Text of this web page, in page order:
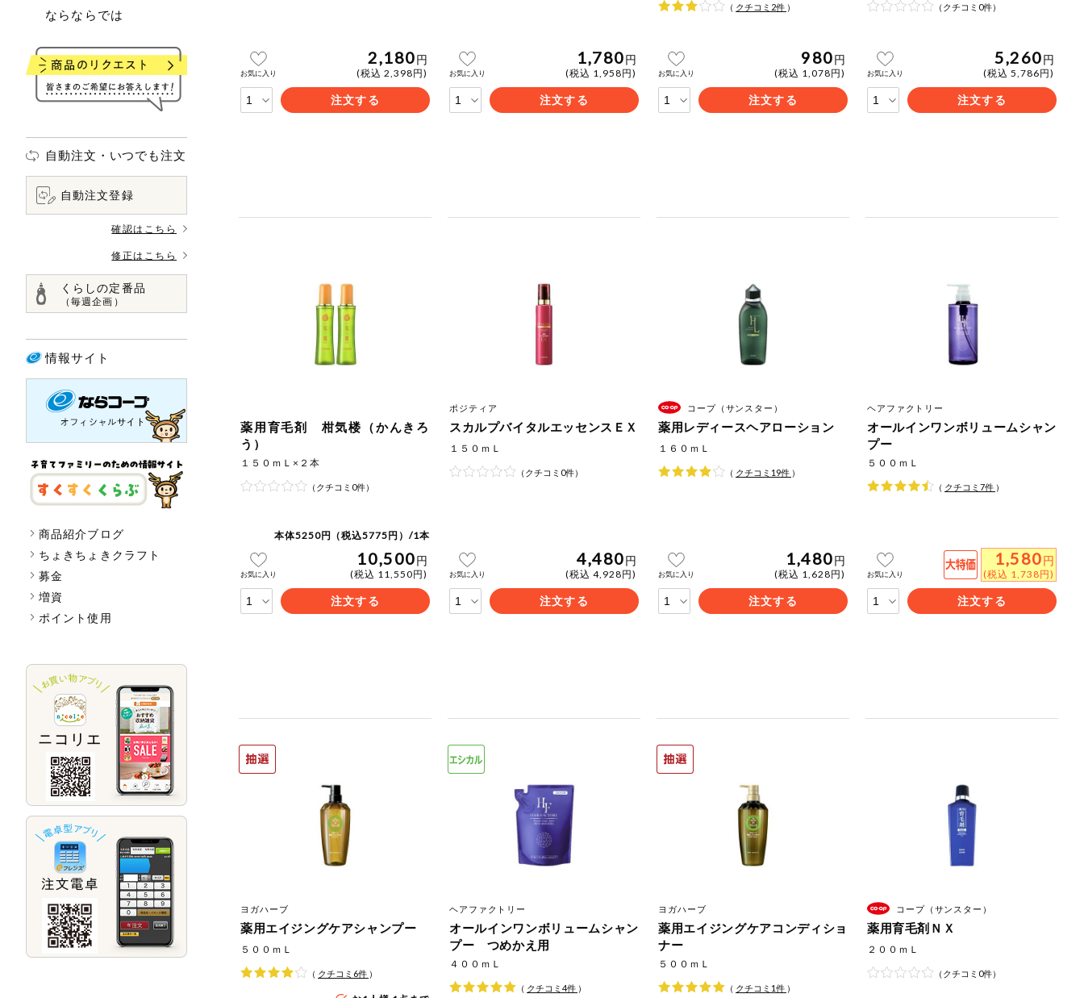
ならならでは
自動注文・いつでも注文
自動注文登録
確認はこちら
修正はこちら
くらしの定番品
（毎週企画）
情報サイト
商品紹介ブログ
ちょきちょきクラフト
募金
増資
ポイント使用
お気に入り
2,180円
(税込 2,398円)
注文する
お気に入り
1,780円
(税込 1,958円)
注文する
（ クチコミ 2件 ）
お気に入り
980円
(税込 1,078円)
注文する
（クチコミ0件）
お気に入り
5,260円
(税込 5,786円)
注文する
薬用育毛剤 柑気楼（かんきろ
う）
１５０ｍＬ×２本
（クチコミ0件）
本体5250円（税込5775円）/1本
お気に入り
10,500円
(税込 11,550円)
注文する
ポジティア
スカルプバイタルエッセンスＥＸ
１５０ｍＬ
（クチコミ0件）
お気に入り
4,480円
(税込 4,928円)
注文する
コープ（サンスター）
薬用レディースヘアローション
１６０ｍＬ
（ クチコミ 19件 ）
お気に入り
1,480円
(税込 1,628円)
注文する
ヘアファクトリー
オールインワンボリュームシャン
プー
５００ｍＬ
（ クチコミ 7件 ）
お気に入り
1,580円
(税込 1,738円)
注文する
ヨガハーブ
薬用エイジングケアシャンプー
５００ｍＬ
（ クチコミ 6件 ）
ヘアファクトリー
オールインワンボリュームシャン
プー つめかえ用
４００ｍＬ
（ クチコミ 4件 ）
ヨガハーブ
薬用エイジングケアコンディショ
ナー
５００ｍＬ
（ クチコミ 1件 ）
コープ（サンスター）
薬用育毛剤ＮＸ
２００ｍＬ
（クチコミ0件）